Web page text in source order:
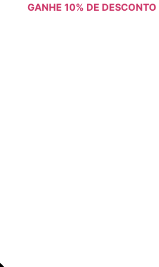
GANHE 10% DE DESCONTO